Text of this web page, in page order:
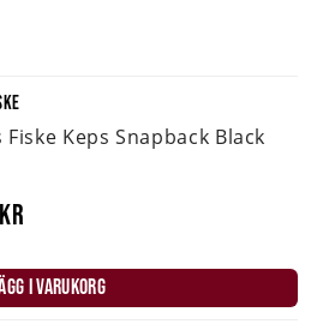
Fiske Keps Snapback Black
I VARUKORG